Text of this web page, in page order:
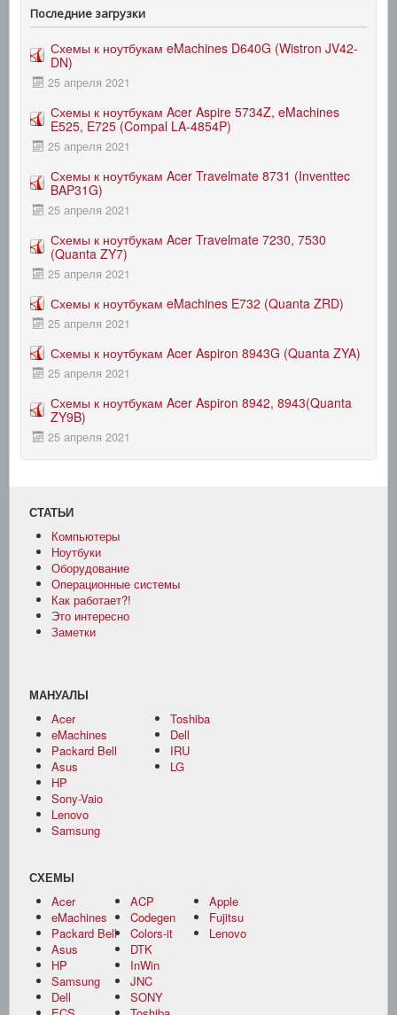
Последние загрузки
Схемы к ноутбукам eMachines D640G (Wistron JV42-
DN)
25 апреля 2021
Схемы к ноутбукам Acer Aspire 5734Z, eMachines
E525, E725 (Compal LA-4854P)
25 апреля 2021
Схемы к ноутбукам Acer Travelmate 8731 (Inventtec
BAP31G)
25 апреля 2021
Схемы к ноутбукам Acer Travelmate 7230, 7530
(Quanta ZY7)
25 апреля 2021
Схемы к ноутбукам eMachines E732 (Quanta ZRD)
25 апреля 2021
Схемы к ноутбукам Acer Aspiron 8943G (Quanta ZYA)
25 апреля 2021
Схемы к ноутбукам Acer Aspiron 8942, 8943(Quanta
ZY9B)
25 апреля 2021
СТАТЬИ
Компьютеры
Ноутбуки
Оборудование
Операционные системы
Как работает?!
Это интересно
Заметки
МАНУАЛЫ
Acer
eMachines
Packard Bell
Asus
HP
Sony-Vaio
Lenovo
Samsung
Toshiba
Dell
IRU
LG
СХЕМЫ
Acer
eMachines
Packard Bell
Asus
HP
Samsung
Dell
ACP
Codegen
Colors-it
DTK
InWin
JNC
SONY
Apple
Fujitsu
Lenovo